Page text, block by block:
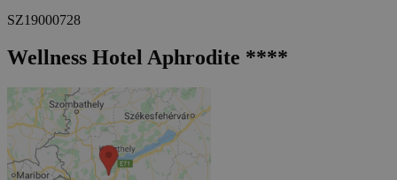
SZ19000728
Wellness Hotel Aphrodite ****